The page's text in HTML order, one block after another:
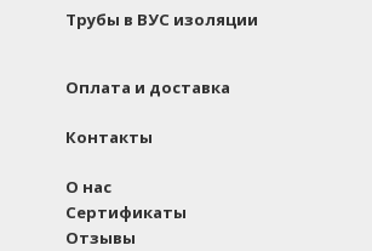
Трубы в ВУС изоляции
Оплата и доставка
Контакты
О нас
Сертификаты
Отзывы